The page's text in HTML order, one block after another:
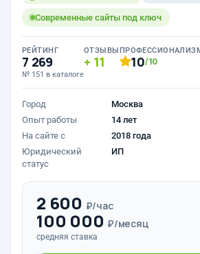
Современные сайты под ключ
РЕЙТИНГ
7 269
№ 151 в каталоге
ОТЗЫВЫ
11 10/10
Город
Москва
Опыт работы
14 лет
На сайте с
2018 года
Юридический
статус
ИП
2 600 ₽/час
100 000 ₽/месяц
средняя ставка